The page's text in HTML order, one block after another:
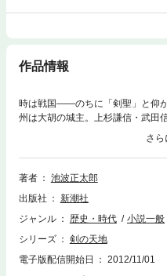
作品情報
時は戦国——のちに「剣聖」と仰
州は大胡の城主。上杉謙信・武田
場から戦場へ体を休める暇もない
轟かせるも、一介の剣士として剣
かに願う伊勢守だった。折しも国
も大きな変化が……。
著者
池波正太郎
出版社
新潮社
ジャンル
歴史・時代
小説一般
シリーズ
剣の天地
電子版配信開始日
2012/11/01